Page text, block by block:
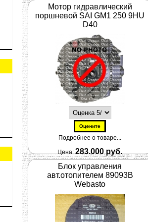
Мотор гидравлический
поршневой SAI GM1 250 9HU
D40
Подробнее о товаре...
Цена:283.000 руб.
Блок управления
авт.отопителем 89093B
Webasto